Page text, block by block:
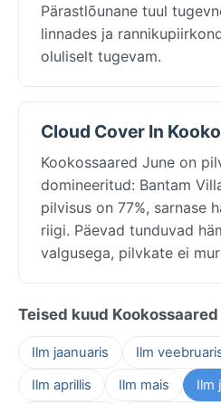
Pärastlõunane tuul
linnades ja
oluliselt tugevam.
Cloud Cover In
Kookossaared June on
domineeritud: Bantam
pilvisus on 77%, sarnase
riigi. Päevad tunduvad
valgusega, pilvkate ei
Teised kuud Kookossaared
Ilm jaanuaris Ilm
Ilm aprillis
Ilm mais Ilm